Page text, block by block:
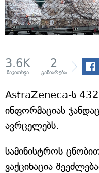
3.6K
წაკითხვა
2
გაზიარება
AstraZeneca-ს
ინფორმაციას
ავრცელებს.
სამინისტროს
ვაქცინაცია